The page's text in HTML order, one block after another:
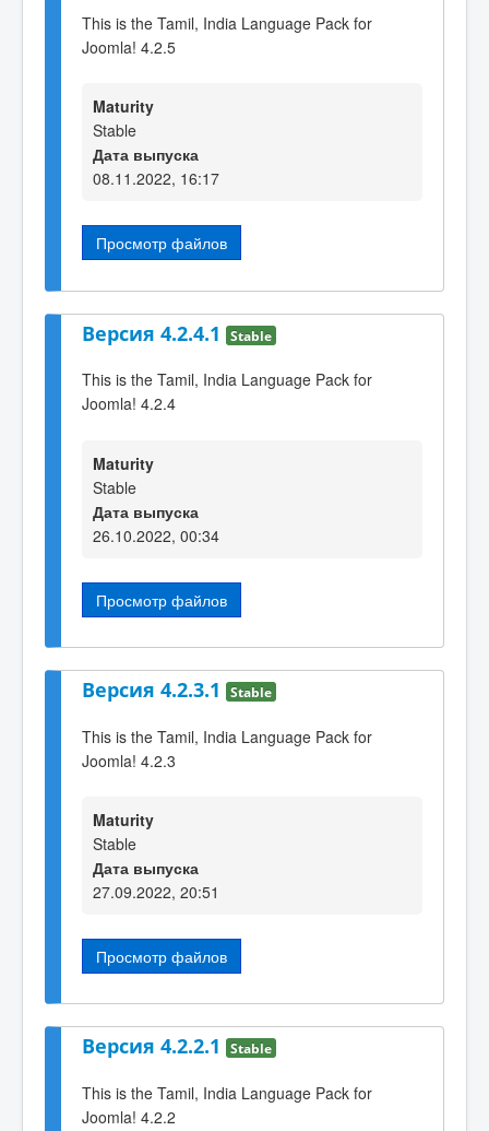
This is the Tamil, India Language Pack for
Joomla! 4.2.5
Maturity
Stable
Дата выпуска
08.11.2022, 16:17
Просмотр файлов
Версия 4.2.4.1 Stable
This is the Tamil, India Language Pack for
Joomla! 4.2.4
Maturity
Stable
Дата выпуска
26.10.2022, 00:34
Просмотр файлов
Версия 4.2.3.1 Stable
This is the Tamil, India Language Pack for
Joomla! 4.2.3
Maturity
Stable
Дата выпуска
27.09.2022, 20:51
Просмотр файлов
Версия 4.2.2.1 Stable
This is the Tamil, India Language Pack for
Joomla! 4.2.2